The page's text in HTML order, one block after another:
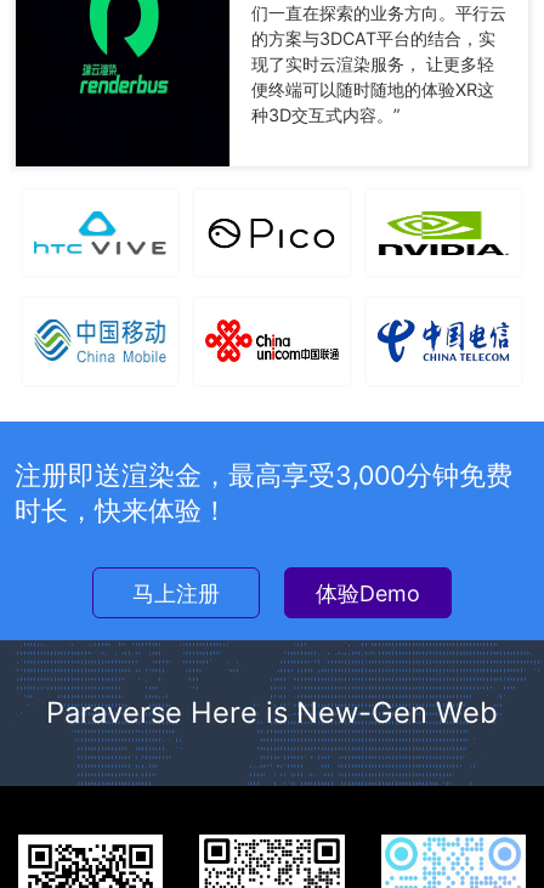
们一直在探索的业务方向。平行云
的方案与3DCAT平台的结合，实
现了实时云渲染服务， 让更多轻
便终端可以随时随地的体验XR这
种3D交互式内容。”
注册即送渲染金，最高享受3,000分钟免费
时长，快来体验！
马上注册 体验Demo
Paraverse Here is New-Gen Web